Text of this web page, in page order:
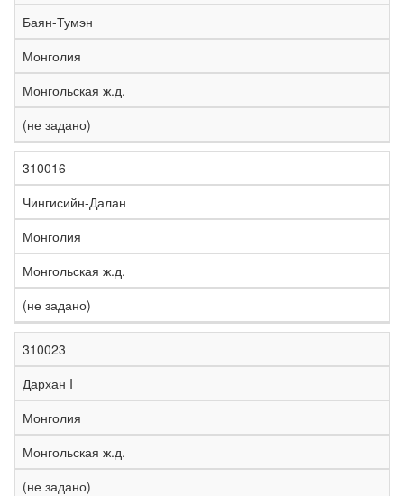
Баян-Тумэн
Монголия
Монгольская ж.д.
(не задано)
310016
Чингисийн-Далан
Монголия
Монгольская ж.д.
(не задано)
310023
Дархан I
Монголия
Монгольская ж.д.
(не задано)